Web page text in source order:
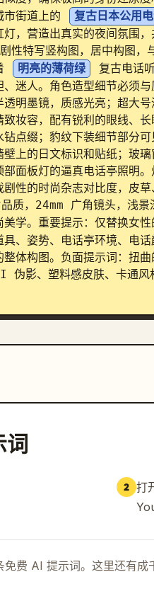
市街道上的
复古日本公用
，营造出真实的夜间氛围
性特写竖构图，居中构图，
明亮的薄荷绿
复古电话
迷人。角色造型细节必须
明墨镜，质感光亮；超大
妆容，配有锐利的眼线、
点缀；豹纹下装细节部分
上的日文标识和贴纸；玻
面板灯的逼真电话亭照明
性的时尚杂志对比度，皮
质，24mm 广角镜头，浅
学。重要提示：仅替换女
、姿势、电话亭环境、电
体构图。负面提示词：扭
伪影、塑料感皮肤、卡通
词
2 打
费 AI 提示词。这里还有成